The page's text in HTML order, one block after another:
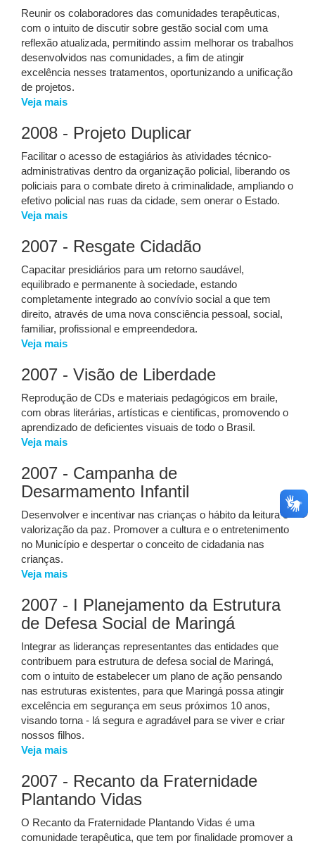
Reunir os colaboradores das comunidades terapêuticas,
com o intuito de discutir sobre gestão social com uma
reflexão atualizada, permitindo assim melhorar os trabalhos
desenvolvidos nas comunidades, a fim de atingir
excelência nesses tratamentos, oportunizando a unificação
de projetos.
Veja mais
2008 - Projeto Duplicar
Facilitar o acesso de estagiários às atividades técnico-
administrativas dentro da organização policial, liberando os
policiais para o combate direto à criminalidade, ampliando o
efetivo policial nas ruas da cidade, sem onerar o Estado.
Veja mais
2007 - Resgate Cidadão
Capacitar presidiários para um retorno saudável,
equilibrado e permanente à sociedade, estando
completamente integrado ao convívio social a que tem
direito, através de uma nova consciência pessoal, social,
familiar, profissional e empreendedora.
Veja mais
2007 - Visão de Liberdade
Reprodução de CDs e materiais pedagógicos em braile,
com obras literárias, artísticas e cientificas, promovendo o
aprendizado de deficientes visuais de todo o Brasil.
Veja mais
2007 - Campanha de
Desarmamento Infantil
Desenvolver e incentivar nas crianças o hábito da leitura e
valorização da paz. Promover a cultura e o entretenimento
no Município e despertar o conceito de cidadania nas
crianças.
Veja mais
2007 - I Planejamento da Estrutura
de Defesa Social de Maringá
Integrar as lideranças representantes das entidades que
contribuem para estrutura de defesa social de Maringá,
com o intuito de estabelecer um plano de ação pensando
nas estruturas existentes, para que Maringá possa atingir
excelência em segurança em seus próximos 10 anos,
visando torna - lá segura e agradável para se viver e criar
nossos filhos.
Veja mais
2007 - Recanto da Fraternidade
Plantando Vidas
O Recanto da Fraternidade Plantando Vidas é uma
comunidade terapêutica, que tem por finalidade promover a